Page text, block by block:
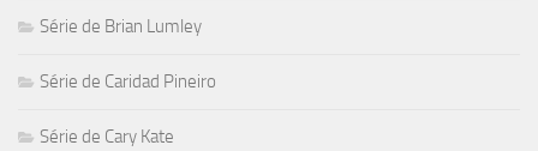
Série de Brian Lumley
Série de Caridad Pineiro
Série de Cary Kate